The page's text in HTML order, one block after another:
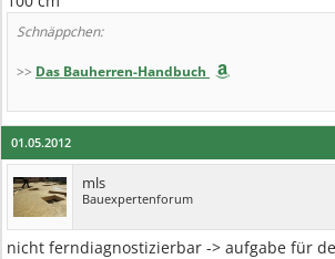
Schnäppchen:
>> Das Bauherren-Handbuch
01.05.2012
mls
Bauexpertenforum
nicht ferndiagnostizierbar -> aufgabe für